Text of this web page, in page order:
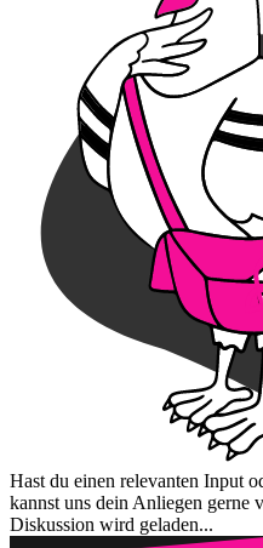
Hast du einen relevanten Input
kannst uns dein Anliegen gerne
Diskussion wird geladen...